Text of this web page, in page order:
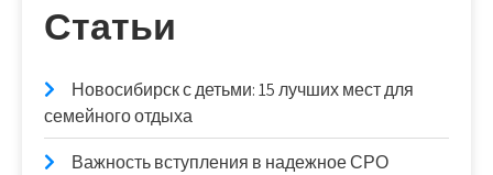
Статьи
Новосибирск с детьми: 15 лучших мест для
семейного отдыха
Важность вступления в надежное СРО